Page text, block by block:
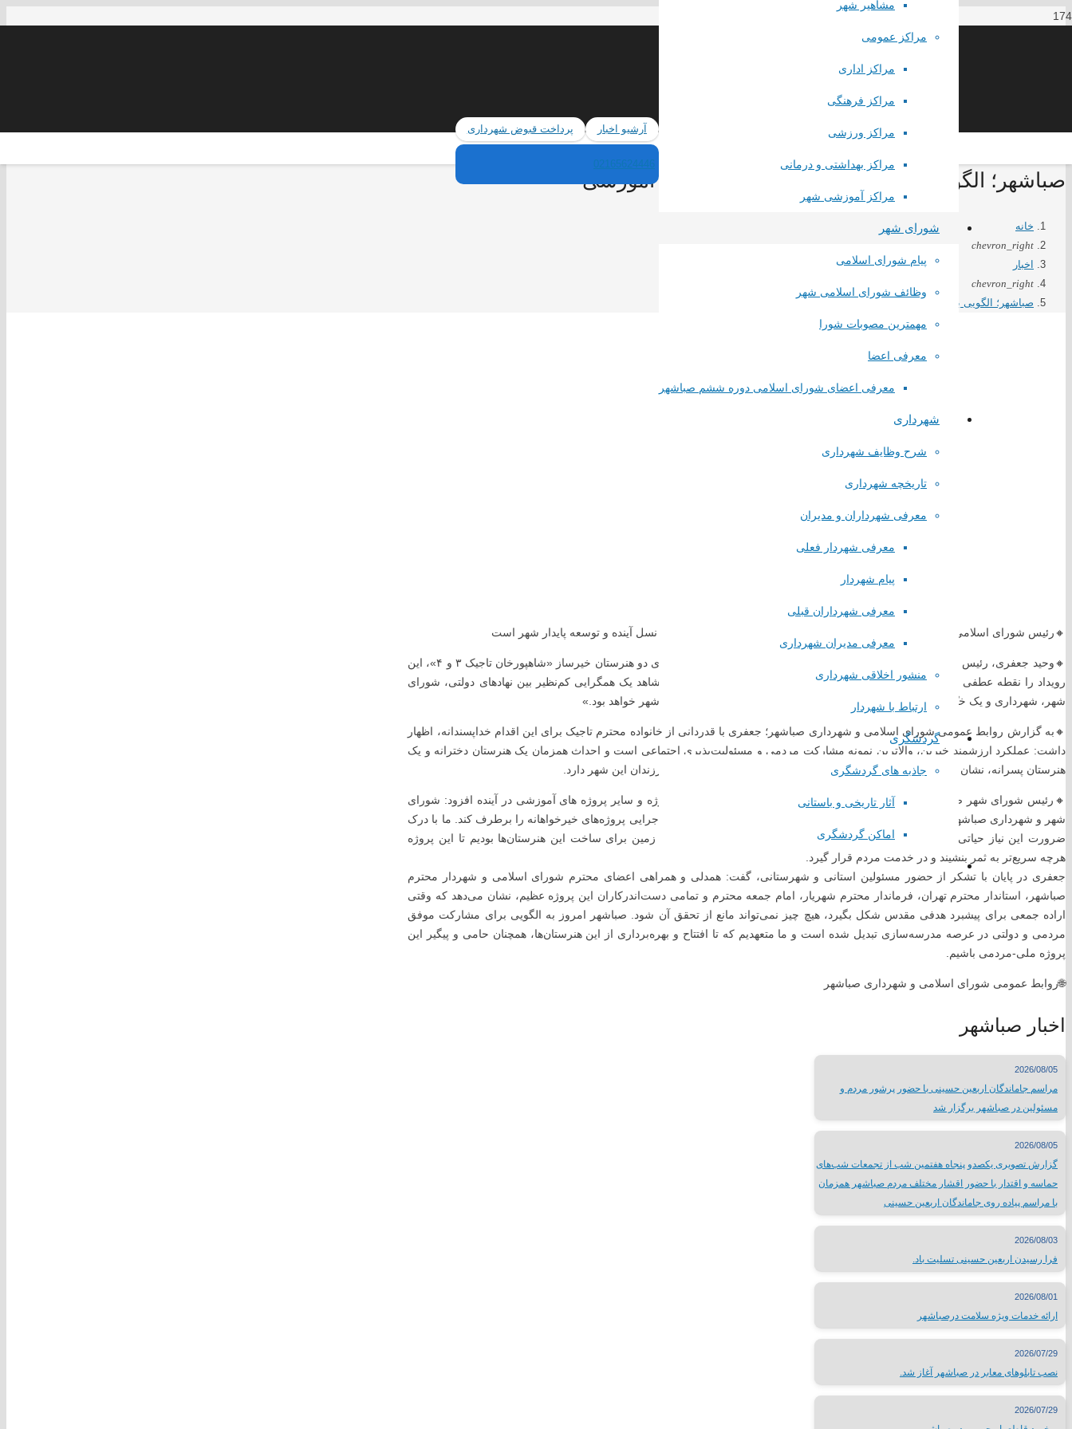
مشاهیر شهر
مراکز عمومی
مراکز اداری
مراکز فرهنگی
مراکز ورزشی
مراکز بهداشتی و درمانی
مراکز آموزشی شهر
شورای شهر
پیام شورای اسلامی
وظائف شورای اسلامی شهر
مهمترین مصوبات شورا
معرفی اعضا
معرفی اعضای شورای اسلامی دوره ششم صباشهر
شهرداری
شرح وظایف شهرداری
تاریخچه شهرداری
معرفی شهرداران و مدیران
معرفی شهردار فعلی
پیام شهردار
معرفی شهرداران قبلی
معرفی مدیران شهرداری
منشور اخلاقی شهرداری
ارتباط با شهردار
گردشگری
جاذبه های گردشگری
آثار تاریخی و باستانی
اماکن گردشگری
آرشیو اخبار پرداخت قبوض شهرداری
02165624446
صباشهر؛ الگویی برای مشارکت مردمی در تحول آموزشی
خانه
chevron_right
اخبار
chevron_right
صباشهر؛ الگویی برای مشارکت مردمی در تحول آموزشی
🔸️رئیس شورای اسلامی شهر صباشهر: احداث هنرستان‌های خیرساز، سرمایه‌گذاری برای نسل آینده و توسعه پایدار شهر است
🔸️وحید جعفری، رئیس شورای اسلامی شهر صباشهر، در حاشیه آیین پرشکوه خشت‌گذاری دو هنرستان خیرساز «شاهپورخان تاجیک ۳ و ۴»، این
رویداد را نقطه عطفی در تاریخ آموزش و پرورش شهرستان برشمرد و گفت: « امروز شاهد یک همگرایی کم‌نظیر بین نهادهای دولتی، شورای
شهر، شهرداری و یک خیّر بزرگ هستیم که نتیجه آن، تحولی ماندگار در نظام آموزشی صباشهر خواهد بود.»
🔸️به گزارش روابط عمومی شورای اسلامی و شهرداری صباشهر؛ جعفری با قدردانی از خانواده محترم تاجیک برای این اقدام خداپسندانه، اظهار
داشت: عملکرد ارزشمند خیرین، والاترین نمونه‌ مشارکت مردمی و مسئولیت‌پذیری اجتماعی است و احداث همزمان یک هنرستان دخترانه و یک
هنرستان پسرانه، نشان از دوراندیشی و توجه این خیّر به تأمین نیازهای آموزشی تمامی فرزندان این شهر دارد.
🔸️رئیس شورای شهر صباشهر با اشاره به پیگیری‌های فوری برای تخصیص زمین این پروژه و سایر پروژه های آموزشی در آینده افزود: شورای
شهر و شهرداری صباشهر، خود را موظف می‌داند که با حداکثر سرعت و همکاری، موانع اجرایی پروژه‌های خیرخواهانه را برطرف کند. ما با درک
ضرورت این نیاز حیاتی، بلافاصله پس از درخواست، پیگیر واگذاری مناسب‌ترین قطعه زمین برای ساخت این هنرستان‌ها بودیم تا این پروژه
هرچه سریع‌تر به ثمر بنشیند و در خدمت مردم قرار گیرد.
جعفری در پایان با تشکر از حضور مسئولین استانی و شهرستانی، گفت: همدلی و همراهی اعضای محترم شورای اسلامی و شهردار محترم
صباشهر، استاندار محترم تهران، فرماندار محترم شهریار، امام جمعه محترم و تمامی دست‌اندرکاران این پروژه عظیم، نشان می‌دهد که وقتی
اراده جمعی برای پیشبرد هدفی مقدس شکل بگیرد، هیچ چیز نمی‌تواند مانع از تحقق آن شود. صباشهر امروز به الگویی برای مشارکت موفق
مردمی و دولتی در عرصه مدرسه‌سازی تبدیل شده است و ما متعهدیم که تا افتتاح و بهره‌برداری از این هنرستان‌ها، همچنان حامی و پیگیر این
پروژه ملی-مردمی باشیم.
🌐روابط عمومی شورای اسلامی و شهرداری صباشهر
اخبار صباشهر
2026/08/05
مراسم جاماندگان اربعین حسینی با حضور پرشور مردم و
مسئولین در صباشهر برگزار شد
2026/08/05
گزارش تصویری یکصدو پنجاه هفتمین شب از تجمعات شب‌های
حماسه و اقتدار با حضور اقشار مختلف مردم صباشهر همزمان
با مراسم پیاده روی جاماندگان اربعین حسینی
2026/08/03
فرا رسیدن اربعین حسینی تسلیت باد.
2026/08/01
ارائه خدمات ویژه سلامت درصباشهر
2026/07/29
نصب تابلوهای معابر در صباشهر آغاز شد.
2026/07/29
لینک های مستقیم
پایگاه اطلاع رسانی مقام معظم رهبری
پایگاه اطلاع رسانی ریاست جمهوری
پایگاه مجلس شورای اسلامی
پایگاه قوه قضاییه کشور
سازمان شهرداری ها و دهیاری های کشور
استانداری تهران
همیاری شهرداری های تهران
لینک های گروهی
لیست سایتهای مذهبی
سایتهای فرهنگی کشور
مطبوعات کشور
شبکه های صدا و سیما
لینک های محلی
استانداری تهران
فرمانداری شهرستان شهریار
اداره ورزش و جوانان شهریار
تماس با
تلفن تماس:65624446-021
پست الکترونیک: info@sabacity.ir
آدرس شهرداری: استان تهران_ شهرستان شهریار_ صباشهر_ ابتدای بلوار تاجیک